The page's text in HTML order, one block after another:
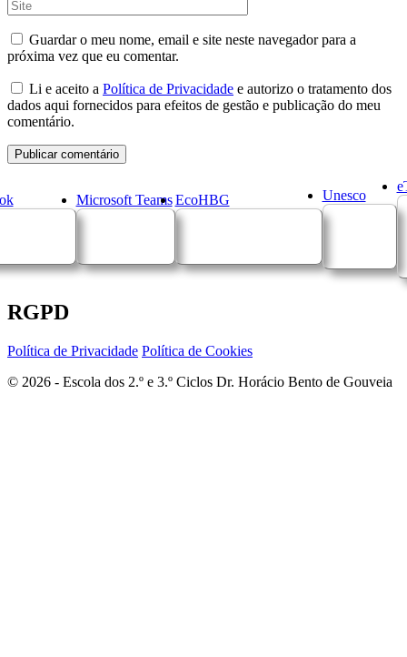
Guardar o meu nome, email e site neste navegador para a
próxima vez que eu comentar.
Li e aceito a Política de Privacidade e autorizo o tratamento dos
dados aqui fornecidos para efeitos de gestão e publicação do meu
comentário.
Microsoft Teams EcoHBG Unesco
RGPD
Política de Privacidade Política de Cookies
© 2026 - Escola dos 2.º e 3.º Ciclos Dr. Horácio Bento de Gouveia